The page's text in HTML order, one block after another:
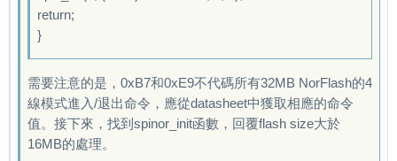
eGON.BT0U 谸
dram para[0] = 198
dram para[3] = 0
dram para[4] = d20040
dram para[5] = 0
dram para[6] = 263
dram_para_set start
dram_para_set end
[      0.380]DRAM:  64 MiB
relocation Offset is: 036c1000
try gpio_flashing
workmode = 0
sunxi spinor is initing...[debug_jaosn]:use
return;
}
需要注意的是，0xB7和0xE9不代碼所有32MB NorFlash的4
線模式進入/退出命令，應從datasheet中獲取相應的命令
值。接下來，找到spinor_init函數，回覆flash size大於
16MB的處理。